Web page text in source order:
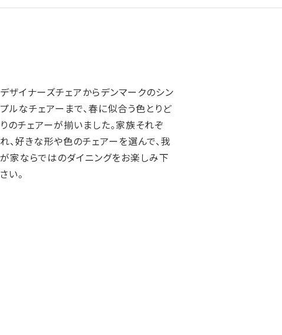
デザイナーズチェアからデンマークのシン
プルなチェアーまで、春に似合う色とりど
りのチェアーが揃いました。家族それぞ
れ、好きな形や色のチェアーを選んで、我
が家ならではのダイニングをお楽しみ下
さい。